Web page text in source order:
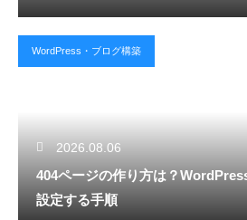
WordPress・ブログ構築
2026.08.06
404ページの作り方は？
設定する手順